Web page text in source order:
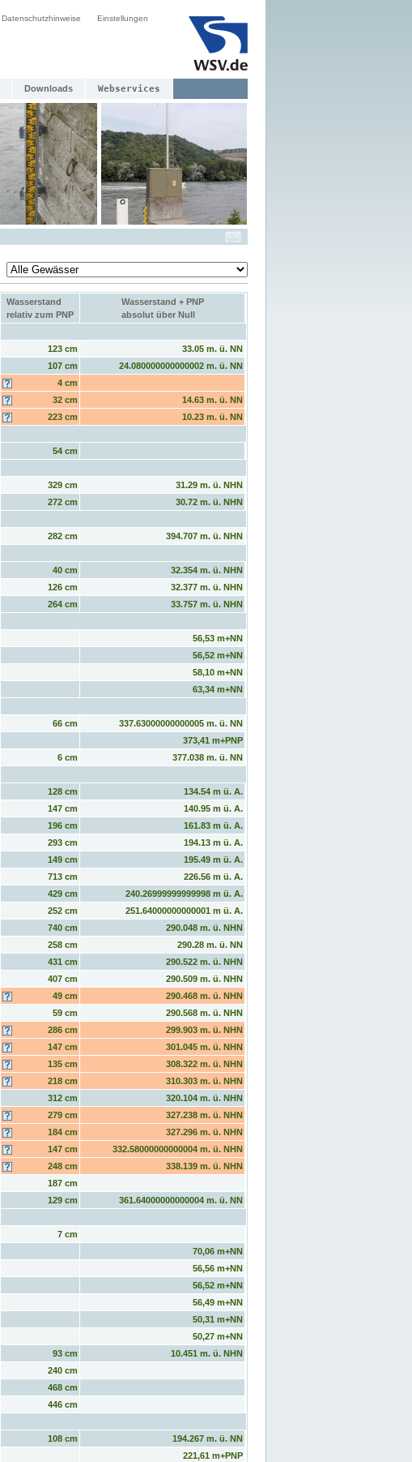
Datenschutzhinweise Einstellungen
Downloads Webservices
Wasserstand
relativ zum PNP
Wasserstand + PNP
absolut über Null
123 cm
33.05 m. ü. NN
107 cm
24.080000000000002 m. ü. NN
4 cm
32 cm
14.63 m. ü. NN
223 cm
10.23 m. ü. NN
54 cm
329 cm
31.29 m. ü. NHN
272 cm
30.72 m. ü. NHN
282 cm
394.707 m. ü. NHN
40 cm
32.354 m. ü. NHN
126 cm
32.377 m. ü. NHN
264 cm
33.757 m. ü. NHN
56,53 m+NN
56,52 m+NN
58,10 m+NN
63,34 m+NN
66 cm
337.63000000000005 m. ü. NN
373,41 m+PNP
6 cm
377.038 m. ü. NN
128 cm
134.54 m ü. A.
147 cm
140.95 m ü. A.
196 cm
161.83 m ü. A.
293 cm
194.13 m ü. A.
149 cm
195.49 m ü. A.
713 cm
226.56 m ü. A.
429 cm
240.26999999999998 m ü. A.
252 cm
251.64000000000001 m ü. A.
740 cm
290.048 m. ü. NHN
258 cm
290.28 m. ü. NN
431 cm
290.522 m. ü. NHN
407 cm
290.509 m. ü. NHN
49 cm
290.468 m. ü. NHN
59 cm
290.568 m. ü. NHN
286 cm
299.903 m. ü. NHN
147 cm
301.045 m. ü. NHN
135 cm
308.322 m. ü. NHN
218 cm
310.303 m. ü. NHN
312 cm
320.104 m. ü. NHN
279 cm
327.238 m. ü. NHN
184 cm
327.296 m. ü. NHN
147 cm
332.58000000000004 m. ü. NHN
248 cm
338.139 m. ü. NHN
187 cm
129 cm
361.64000000000004 m. ü. NN
7 cm
70,06 m+NN
56,56 m+NN
56,52 m+NN
56,49 m+NN
50,31 m+NN
50,27 m+NN
93 cm
10.451 m. ü. NHN
240 cm
468 cm
446 cm
108 cm
194.267 m. ü. NN
221,61 m+PNP